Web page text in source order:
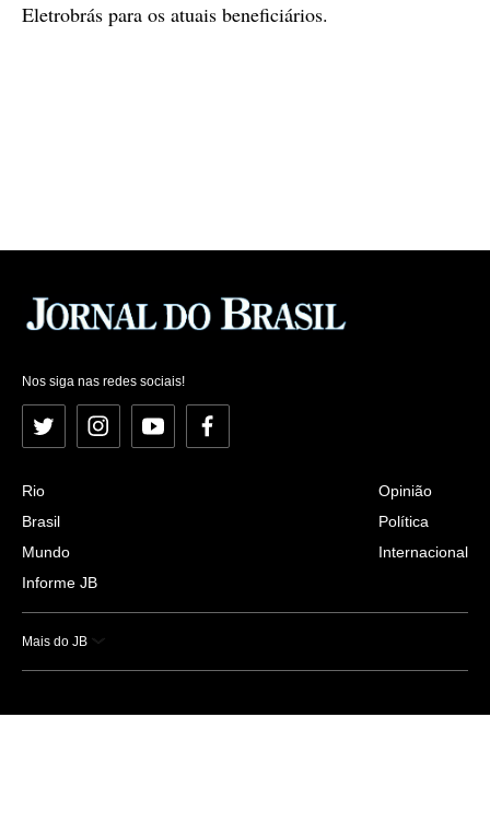
Eletrobrás para os atuais beneficiários.
Nos siga nas redes sociais!
Twitter InstagramYouTubeFacebook
Rio
Brasil
Mundo
Informe JB
Opinião
Política
Internacional
Mais do JB
Esportes